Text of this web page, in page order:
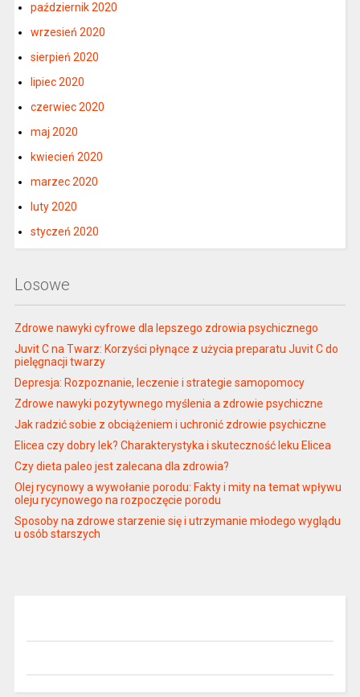
październik 2020
wrzesień 2020
sierpień 2020
lipiec 2020
czerwiec 2020
maj 2020
kwiecień 2020
marzec 2020
luty 2020
styczeń 2020
Losowe
Zdrowe nawyki cyfrowe dla lepszego zdrowia psychicznego
Juvit C na Twarz: Korzyści płynące z użycia preparatu Juvit C do
pielęgnacji twarzy
Depresja: Rozpoznanie, leczenie i strategie samopomocy
Zdrowe nawyki pozytywnego myślenia a zdrowie psychiczne
Jak radzić sobie z obciążeniem i uchronić zdrowie psychiczne
Elicea czy dobry lek? Charakterystyka i skuteczność leku Elicea
Czy dieta paleo jest zalecana dla zdrowia?
Olej rycynowy a wywołanie porodu: Fakty i mity na temat wpływu
oleju rycynowego na rozpoczęcie porodu
Sposoby na zdrowe starzenie się i utrzymanie młodego wyglądu
u osób starszych